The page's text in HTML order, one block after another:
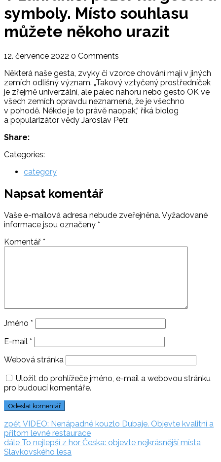
symboly. Místo souhlasu
můžete někoho urazit
12. července 2022 0 Comments
Některá naše gesta, zvyky či vzorce chování mají v jiných
zemích odlišný význam. „Takový vztyčený prostředníček
je zřejmě univerzální, ale palec nahoru nebo gesto OK ve
všech zemích opravdu neznamená, že je všechno
v pohodě. Někde je to právě naopak,“ říká biolog
a popularizátor vědy Jaroslav Petr.
Share:
Categories:
category
Napsat komentář
Vaše e-mailová adresa nebude zveřejněna. Vyžadované
informace jsou označeny *
Komentář *
Jméno *
E-mail *
Webová stránka
Uložit do prohlížeče jméno, e-mail a webovou stránku
pro budoucí komentáře.
Navigace
pro
příspěvek
zpět zpět:
VIDEO: Nenápadné kouzlo Dubaje. Objevte kvalitní a
přitom levné restaurace
dále dále:
To nejlepší z hor Česka: objevte nejkrásnější místa
Slavkovského lesa